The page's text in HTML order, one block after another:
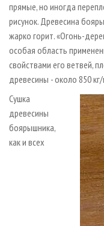
прямые, но иногда
рисунок. Древесина
жарко горит. «Огонь­-
особая область
свойствами его ветвей,
древесины - около 850
Сушка
древесины
боярышника,
как и всех